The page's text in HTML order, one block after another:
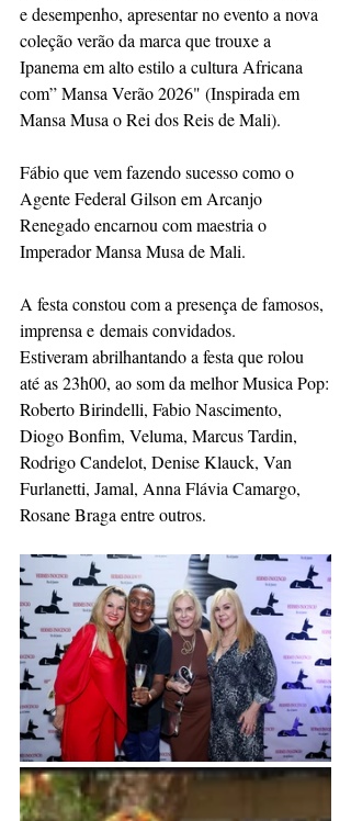
e desempenho, apresentar no evento a nova
coleção verão da marca que trouxe a
Ipanema em alto estilo a cultura Africana
com” Mansa Verão 2026" (Inspirada em
Mansa Musa o Rei dos Reis de Mali).
Fábio que vem fazendo sucesso como o
Agente Federal Gilson em Arcanjo
Renegado encarnou com maestria o
Imperador Mansa Musa de Mali.
A festa constou com a presença de famosos,
imprensa e demais convidados.
Estiveram abrilhantando a festa que rolou
até as 23h00, ao som da melhor Musica Pop:
Roberto Birindelli, Fabio Nascimento,
Diogo Bonfim, Veluma, Marcus Tardin,
Rodrigo Candelot, Denise Klauck, Van
Furlanetti, Jamal, Anna Flávia Camargo,
Rosane Braga entre outros.